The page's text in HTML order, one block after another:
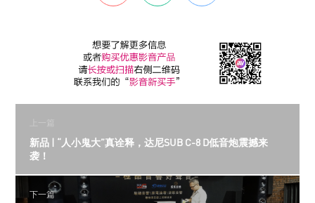
上一篇
新品 | “人小鬼大”真诠释，达尼SUB C-8 D低音炮震撼来
袭！
下一篇